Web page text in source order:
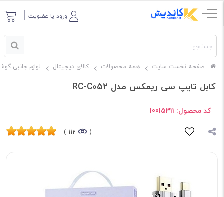
ورود یا عضویت
صفحه نخست سایت همه محصولات کالای دیجیتال لوازم جانبی
کابل تایپ سی ریمکس مدل RC-C052
کد محصول: 10015311
(
112 )